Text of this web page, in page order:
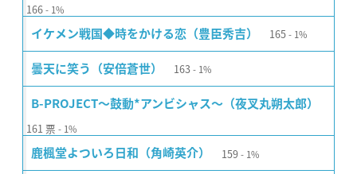
166 1%
イケメン戦国◆時をかける恋（豊臣秀吉） 165 1%
曇天に笑う（安倍蒼世） 163 1%
B-PROJECT〜鼓動*アンビシャス〜（夜叉丸朔太郎）
161 票 1%
鹿楓堂よついろ日和（角崎英介） 159 1%